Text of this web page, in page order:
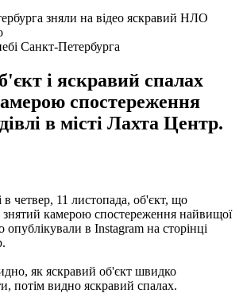
Санкт-Петербурга
і яскравий спалах
спостереження
в місті Лахта Центр.
четвер, 11 листопада, об'єкт, що
знятий камерою спостереження найвищої
опублікували в Instagram на сторінці
як яскравий об'єкт швидко
потім видно яскравий спалах.